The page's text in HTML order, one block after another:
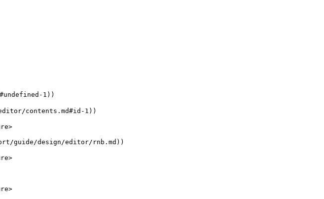
1))
editor/contents.md#id-1))
guide/design/editor/rnb.md))